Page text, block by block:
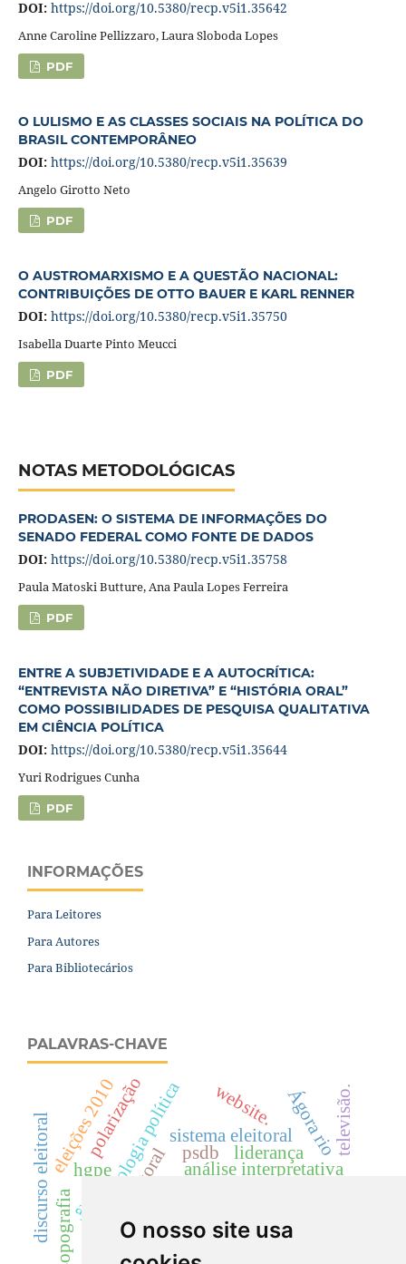
O nosso site usa
DOI: https://doi.org/10.5380/recp.v5i1.35642
Anne Caroline Pellizzaro, Laura Sloboda Lopes
PDF
O LULISMO E AS CLASSES SOCIAIS NA POLÍTICA DO
BRASIL CONTEMPORÂNEO
DOI: https://doi.org/10.5380/recp.v5i1.35639
Angelo Girotto Neto
PDF
O AUSTROMARXISMO E A QUESTÃO NACIONAL:
CONTRIBUIÇÕES DE OTTO BAUER E KARL RENNER
DOI: https://doi.org/10.5380/recp.v5i1.35750
Isabella Duarte Pinto Meucci
PDF
NOTAS METODOLÓGICAS
PRODASEN: O SISTEMA DE INFORMAÇÕES DO
SENADO FEDERAL COMO FONTE DE DADOS
DOI: https://doi.org/10.5380/recp.v5i1.35758
Paula Matoski Butture, Ana Paula Lopes Ferreira
PDF
ENTRE A SUBJETIVIDADE E A AUTOCRÍTICA:
“ENTREVISTA NÃO DIRETIVA” E “HISTÓRIA ORAL”
COMO POSSIBILIDADES DE PESQUISA QUALITATIVA
EM CIÊNCIA POLÍTICA
DOI: https://doi.org/10.5380/recp.v5i1.35644
Yuri Rodrigues Cunha
PDF
INFORMAÇÕES
Para Leitores
Para Autores
Para Bibliotecários
PALAVRAS-CHAVE
competição eleitoral análise interpretativa
sociologia política
hgpe
psdb
terceira via
polarização sistema eleitoralÁgora rio
website.
ceará
eleições 2010
discurso eleitoral
candidatos
televisão.
apc
liderança